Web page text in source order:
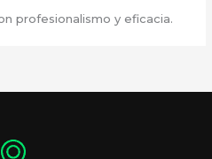
profesionalismo y eficacia.